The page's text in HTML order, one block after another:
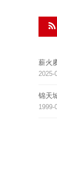
薪火
2025-
锦天
1999-